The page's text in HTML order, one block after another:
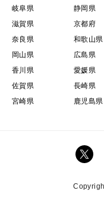
岐阜県
静岡県
滋賀県
京都府
奈良県
和歌山県
岡山県
広島県
香川県
愛媛県
佐賀県
長崎県
宮崎県
鹿児島県